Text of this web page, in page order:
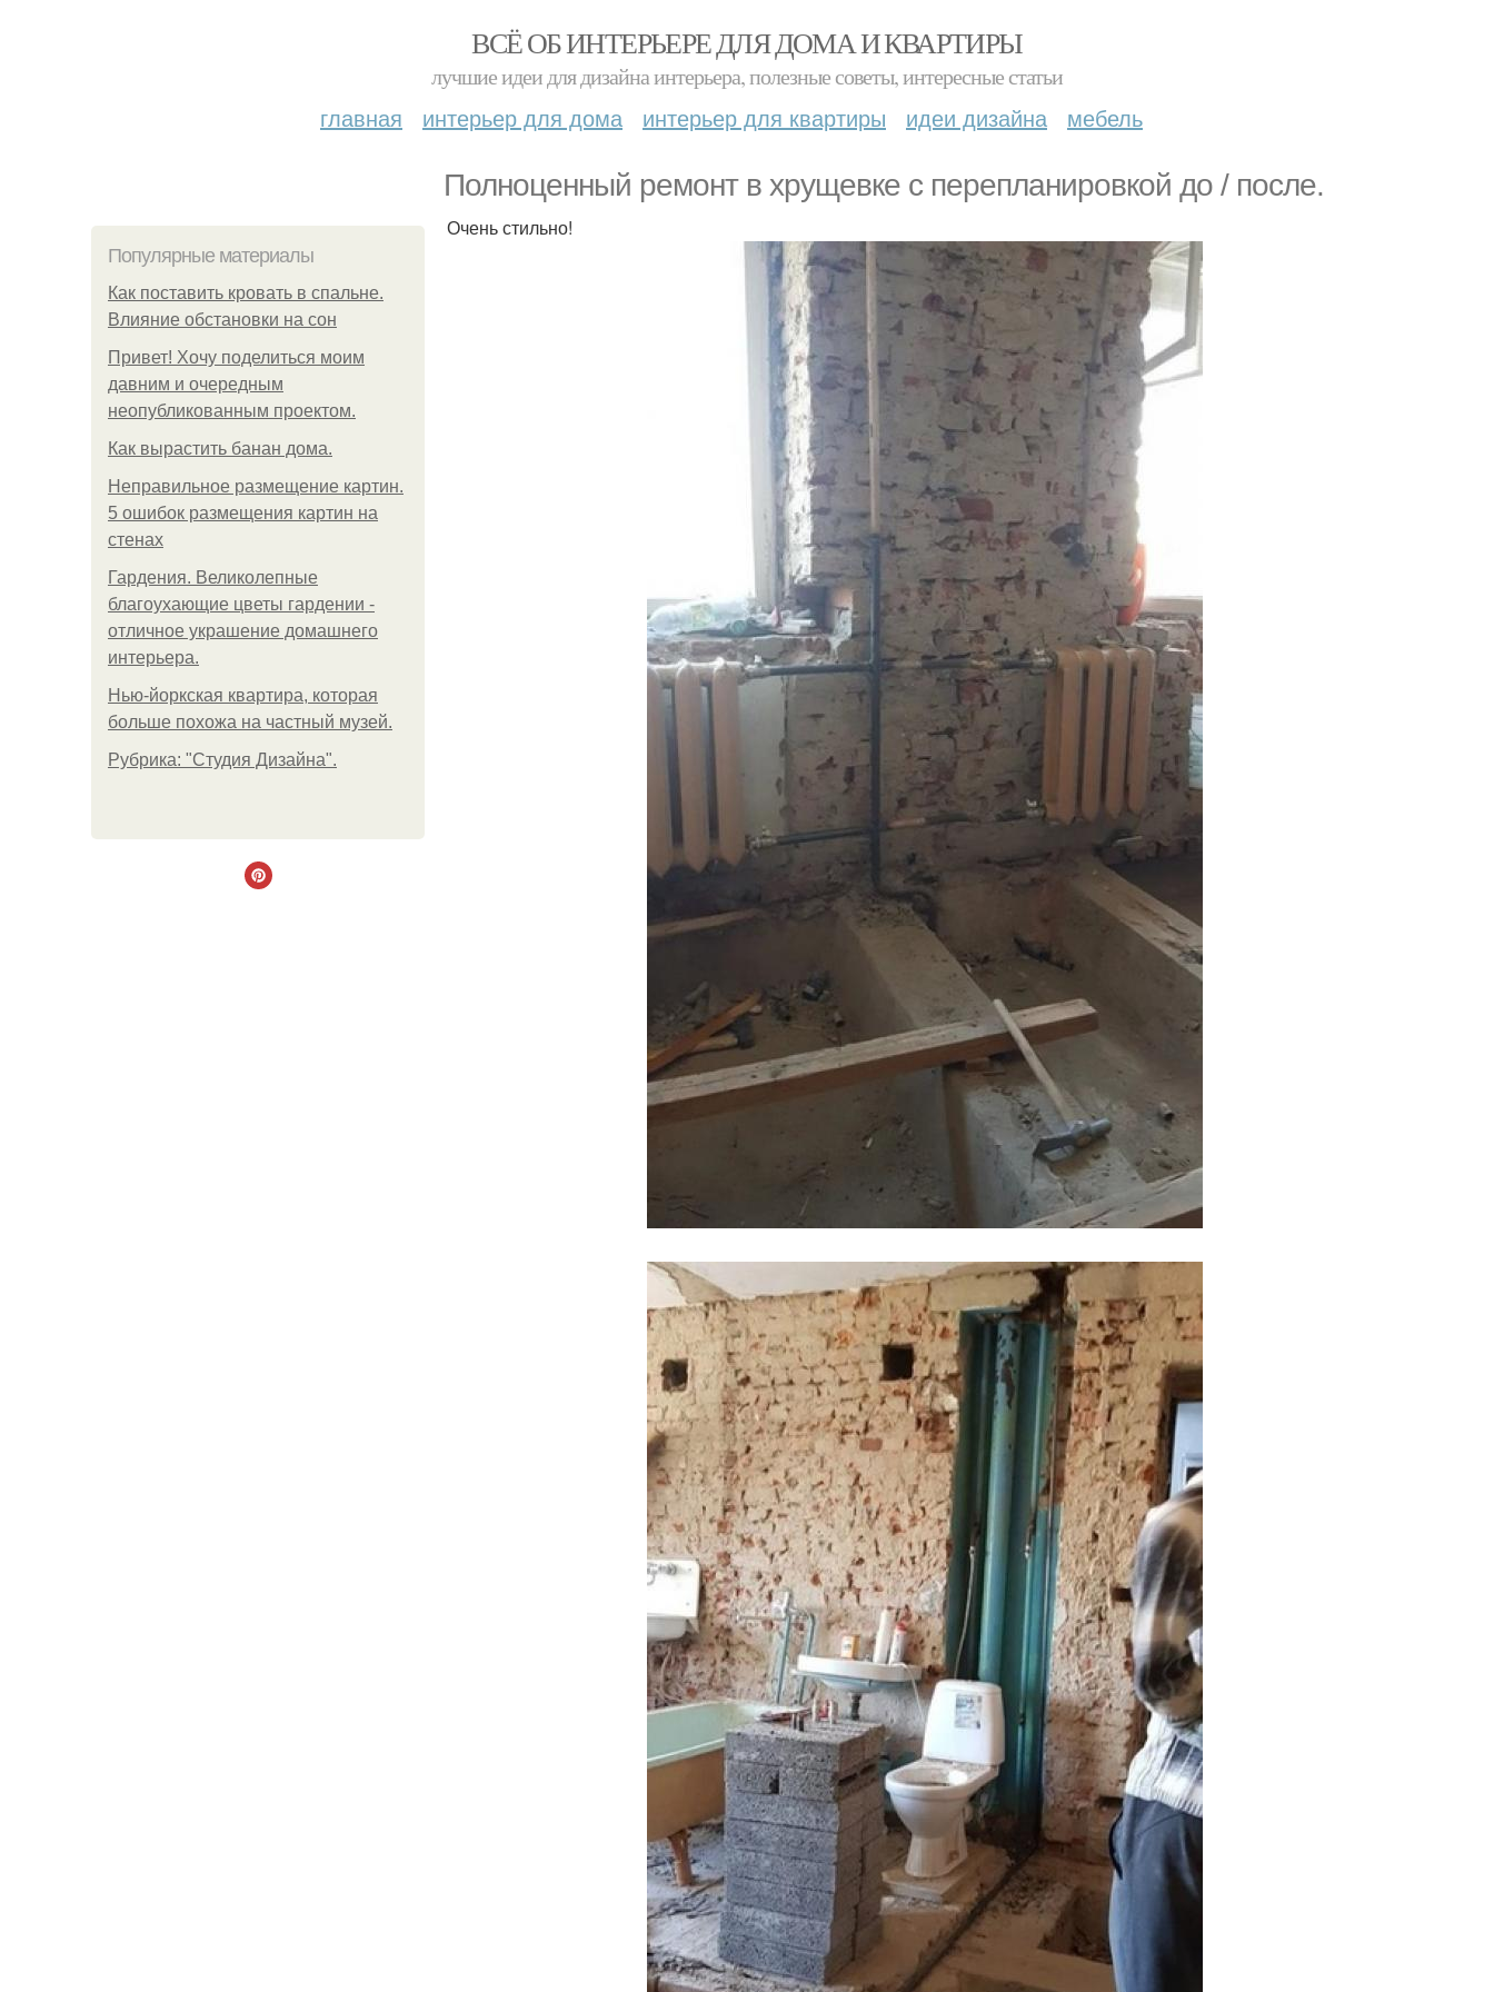
ВСЁ ОБ ИНТЕРЬЕРЕ ДЛЯ ДОМА И КВАРТИРЫ
лучшие идеи для дизайна интерьера, полезные советы, интересные статьи
главная интерьер для дома интерьер для квартиры идеи дизайна мебель
Полноценный ремонт в хрущевке с перепланировкой до / после.
Популярные материалы
Как поставить кровать в спальне.
Влияние обстановки на сон
Привет! Хочу поделиться моим
давним и очередным
неопубликованным проектом.
Как вырастить банан дома.
Неправильное размещение картин.
5 ошибок размещения картин на
стенах
Гардения. Великолепные
благоухающие цветы гардении -
отличное украшение домашнего
интерьера.
Нью-йоркская квартира, которая
больше похожа на частный музей.
Рубрика: "Студия Дизайна".
Очень стильно!